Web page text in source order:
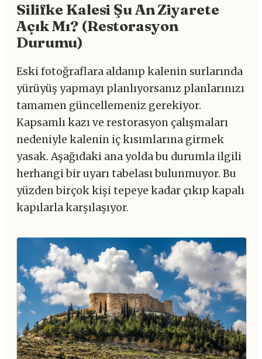
Silifke Kalesi Şu An Ziyarete
Açık Mı? (Restorasyon
Durumu)
Eski fotoğraflara aldanıp kalenin surlarında
yürüyüş yapmayı planlıyorsanız planlarınızı
tamamen güncellemeniz gerekiyor.
Kapsamlı kazı ve restorasyon çalışmaları
nedeniyle kalenin iç kısımlarına girmek
yasak. Aşağıdaki ana yolda bu durumla ilgili
herhangi bir uyarı tabelası bulunmuyor. Bu
yüzden birçok kişi tepeye kadar çıkıp kapalı
kapılarla karşılaşıyor.